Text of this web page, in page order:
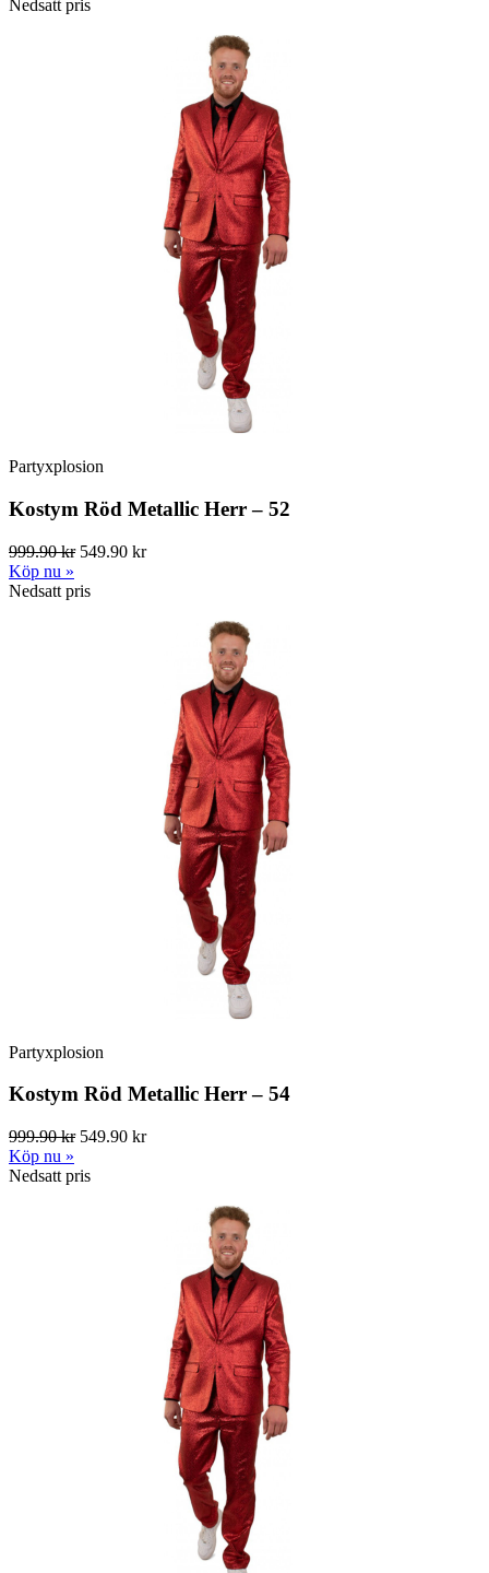
Nedsatt pris
Partyxplosion
Kostym Röd Metallic Herr – 52
999.90 kr549.90 kr
Köp nu »
Nedsatt pris
Partyxplosion
Kostym Röd Metallic Herr – 54
999.90 kr549.90 kr
Köp nu »
Nedsatt pris